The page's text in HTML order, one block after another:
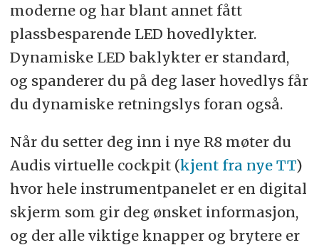
moderne og har blant annet fått
plassbesparende LED hovedlykter.
Dynamiske LED baklykter er standard,
og spanderer du på deg laser hovedlys får
du dynamiske retningslys foran også.
Når du setter deg inn i nye R8 møter du
Audis virtuelle cockpit (kjent fra nye TT)
hvor hele instrumentpanelet er en digital
skjerm som gir deg ønsket informasjon,
og der alle viktige knapper og brytere er